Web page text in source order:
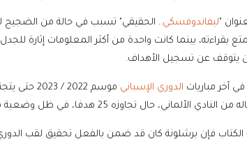
"ليفاندوفسكي.. الحقيقي" تسبب في حالة من الضجيج
بقراءته، بينما كانت واحدة من أكثر المعلومات إثارة
يتوقف عن تسجيل الأهداف.
آخر مباريات الدوري الإسباني
موسم
الألماني، حال تجاوزه 25 هدفا، في ظل وضعية مالية صعبة لبرشلونة.
فإن برشلونة كان قد ضمن بالفعل تحقيق لقب